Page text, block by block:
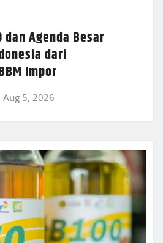
dan Agenda Besar
dari
Impor
Aug 5, 2026